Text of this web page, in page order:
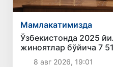
Мамлакатимизда
Ўзбекистонда 2025
жиноятлар бўйича 7
жавобгарликка
8 авг 2026, 19:01